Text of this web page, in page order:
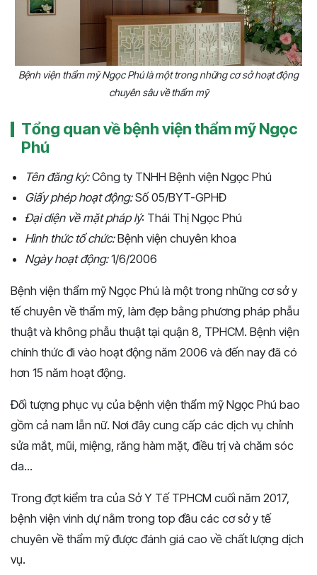
Bệnh viện thẩm mỹ Ngọc Phú là một trong những cơ sở hoạt động
chuyên sâu về thẩm mỹ
Tổng quan về bệnh viện thẩm mỹ Ngọc
Phú
Tên đăng ký:Công ty TNHH Bệnh viện Ngọc Phú
Giấy phép hoạt động:Số 05/BYT-GPHĐ
Đại diện về mặt pháp lý: Thái Thị Ngọc Phú
Hình thức tổ chức:Bệnh viện chuyên khoa
Ngày hoạt động:1/6/2006
Bệnh viện thẩm mỹ Ngọc Phú là một trong những cơ sở y
tế chuyên về thẩm mỹ, làm đẹp bằng phương pháp phẫu
thuật và không phẫu thuật tại quận 8, TPHCM. Bệnh viện
chính thức đi vào hoạt động năm 2006 và đến nay đã có
hơn 15 năm hoạt động.
Đối tượng phục vụ của bệnh viện thẩm mỹ Ngọc Phú bao
gồm cả nam lẫn nữ. Nơi đây cung cấp các dịch vụ chỉnh
sửa mắt, mũi, miệng, răng hàm mặt, điều trị và chăm sóc
da...
Trong đợt kiểm tra của Sở Y Tế TPHCM cuối năm 2017,
bệnh viện vinh dự nằm trong top đầu các cơ sở y tế
chuyên về thẩm mỹ được đánh giá cao về chất lượng dịch
vụ.